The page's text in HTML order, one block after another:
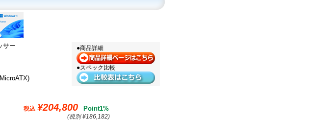
●商品詳細
●スペック比較
サー
税込 ¥204,800 Point1%
(税別 ¥186,182)